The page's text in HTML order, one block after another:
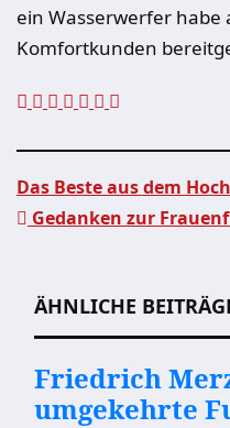
ein Wasserwerfer
Komfortkunden
Das Beste aus dem
Gedanken zur
ÄHNLICHE
Friedrich
umgekehrte